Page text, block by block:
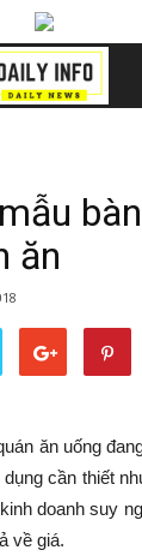
ăn
ăn uống
cần thiết
doanh suy
về giá.